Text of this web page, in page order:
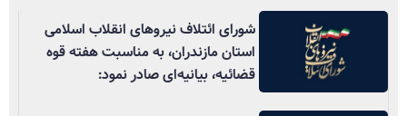
شورای ائتلاف نیروهای انقلاب اسلامی
استان مازندران، به مناسبت هفته قوه
قضائیه، بیانیه‌ای صادر نمود: